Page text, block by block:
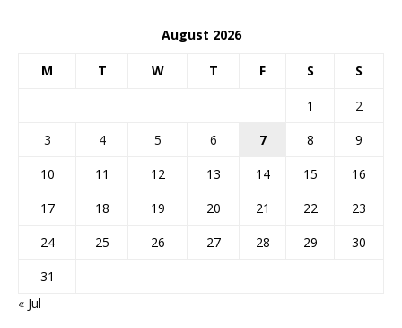
August 2026
M T W T F S S
1
2
3
4 5 6 7 8
9
10
11 12 13 14 15
16
17
18 19 20 21 22
23
24
25 26 27 28 29
30
31
« Jul